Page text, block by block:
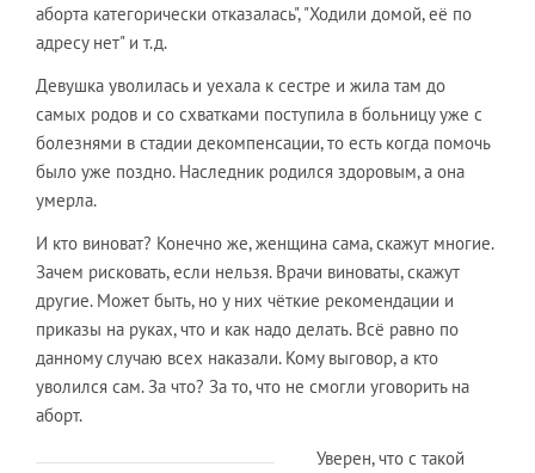
аборта категорически отказалась", "Ходили домой, её по
адресу нет" и т.д.
Девушка уволилась и уехала к сестре и жила там до
самых родов и со схватками поступила в больницу уже с
болезнями в стадии декомпенсации, то есть когда помочь
было уже поздно. Наследник родился здоровым, а она
умерла.
И кто виноват? Конечно же, женщина сама, скажут многие.
Зачем рисковать, если нельзя. Врачи виноваты, скажут
другие. Может быть, но у них чёткие рекомендации и
приказы на руках, что и как надо делать. Всё равно по
данному случаю всех наказали. Кому выговор, а кто
уволился сам. За что? За то, что не смогли уговорить на
аборт.
Уверен, что с такой